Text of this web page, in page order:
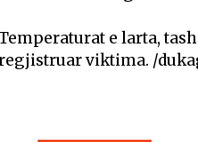
e larta,
viktima. /